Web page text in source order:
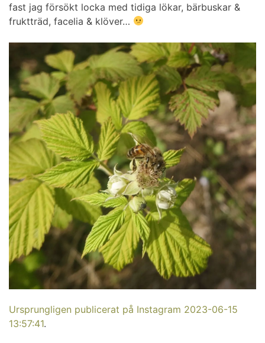
fast jag försökt locka med tidiga lökar, bärbuskar &
fruktträd, facelia & klöver…
Ursprungligen publicerat på Instagram 2023-06-15
13:57:41.